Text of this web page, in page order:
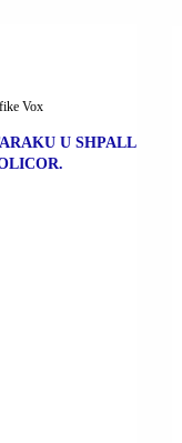
U SHPALL
Vox